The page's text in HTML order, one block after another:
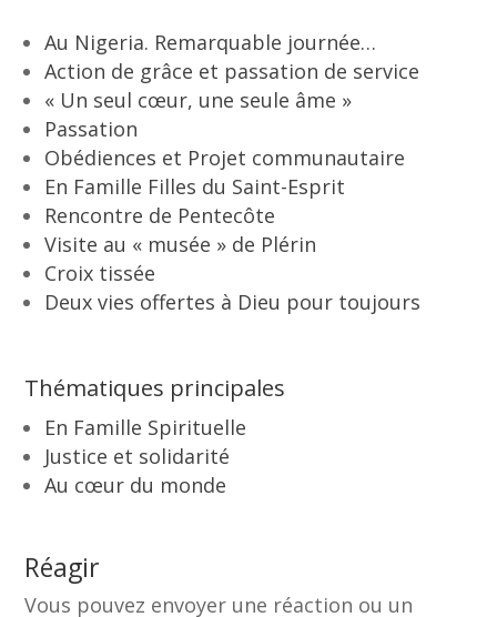
Au Nigeria. Remarquable journée…
Action de grâce et passation de service
« Un seul cœur, une seule âme »
Passation
Obédiences et Projet communautaire
En Famille Filles du Saint-Esprit
Rencontre de Pentecôte
Visite au « musée » de Plérin
Croix tissée
Deux vies offertes à Dieu pour toujours
Thématiques principales
En Famille Spirituelle
Justice et solidarité
Au cœur du monde
Réagir
Vous pouvez envoyer une réaction ou un